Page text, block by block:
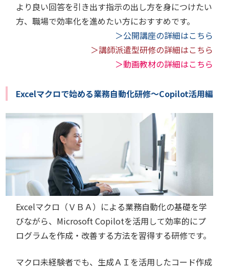
より良い回答を引き出す指示の出し方を身につけたい
方、職場で効率化を進めたい方におすすめです。
＞公開講座の詳細はこちら
＞講師派遣型研修の詳細はこちら
＞動画教材の詳細はこちら
Excelマクロで始める業務自動化研修～Copilot活用編
Excelマクロ（ＶＢＡ）による業務自動化の基礎を学
びながら、Microsoft Copilotを活用して効率的にプ
ログラムを作成・改善する方法を習得する研修です。
マクロ未経験者でも、生成ＡＩを活用したコード作成